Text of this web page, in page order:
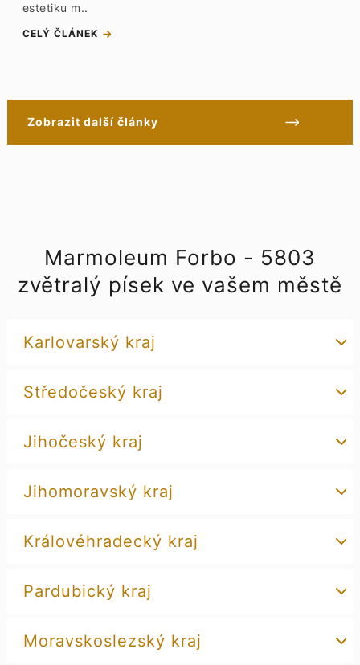
estetiku m..
CELÝ ČLÁNEK
Zobrazit další články
Marmoleum Forbo - 5803
zvětralý písek ve vašem městě
Karlovarský kraj
Středočeský kraj
Jihočeský kraj
Jihomoravský kraj
Královéhradecký kraj
Pardubický kraj
Moravskoslezský kraj